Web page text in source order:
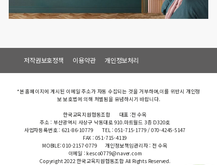
저작권보호정책 이용약관 개인정보처리
*본 홈페이지에 게시된 이메일 주소가 자동 수집되는 것을 거부하며,이를 위반시 개인정
보 보호법에 의해 처벌됨을 유념하시기 바랍니다.
한국교육지원협동조합
대표 :전 수옥
주소 : 부산광역시 사상구 낙동대로 910.마트월드 3층 D320호
사업자등록번호 : 621-86-10779
TEL : 051-715-1779 / 070-4245-5147
FAX : 051-715-4119
MOBILE: 010-2157-0779
개인정보책임관리자 : 전 수옥
이메일 : kesco0779@naver.com
Copyright 2022 한국교육지원협동조합 All Rights Reserved.